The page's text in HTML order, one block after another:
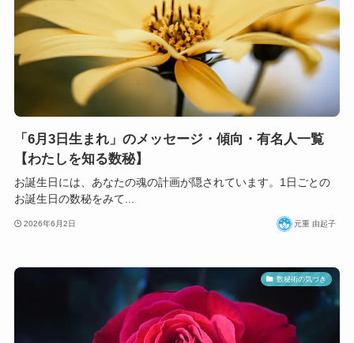
「6月3日生まれ」のメッセージ・傾向・有名人一覧
【わたしを知る数秘】
お誕生日には、あなたの魂の計画が隠されています。1日ごとの
お誕生日の数秘をみて...
2026年6月2日 元重 由起子
数秘術の気づき